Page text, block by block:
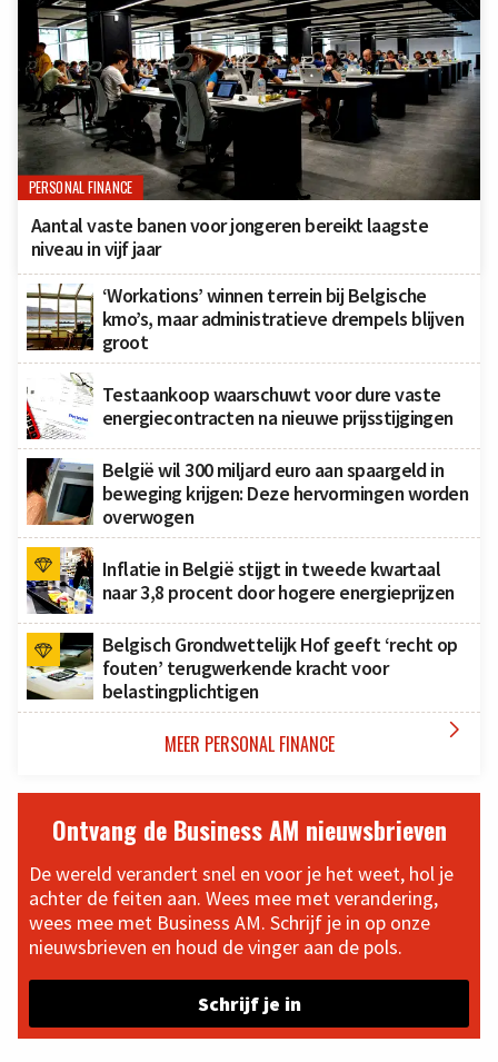
PERSONAL FINANCE
Aantal vaste banen voor jongeren bereikt laagste
niveau in vijf jaar
‘Workations’ winnen terrein bij Belgische
kmo’s, maar administratieve drempels blijven
groot
Testaankoop waarschuwt voor dure vaste
energiecontracten na nieuwe prijsstijgingen
België wil 300 miljard euro aan spaargeld in
beweging krijgen: Deze hervormingen worden
overwogen
Inflatie in België stijgt in tweede kwartaal
naar 3,8 procent door hogere energieprijzen
Belgisch Grondwettelijk Hof geeft ‘recht op
fouten’ terugwerkende kracht voor
belastingplichtigen
MEER PERSONAL FINANCE 
Ontvang de Business AM nieuwsbrieven
De wereld verandert snel en voor je het weet, hol je
achter de feiten aan. Wees mee met verandering,
wees mee met Business AM. Schrijf je in op onze
nieuwsbrieven en houd de vinger aan de pols.
Schrijf je in